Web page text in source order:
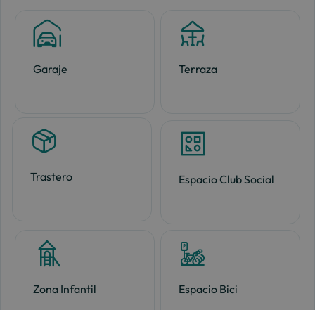
Garaje Terraza
Trastero Espacio Club Social
Zona Infantil Espacio Bici